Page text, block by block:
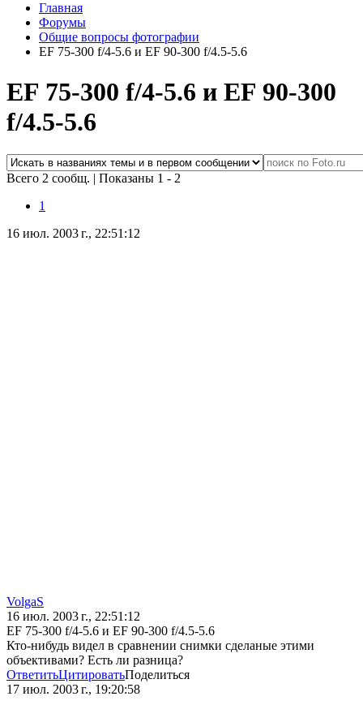
Главная
Форумы
Общие вопросы фотографии
EF 75-300 f/4-5.6 и EF 90-300 f/4.5-5.6
EF 75-300 f/4-5.6 и EF 90-300
f/4.5-5.6
Всего 2 сообщ. | Показаны 1 - 2
1
16 июл. 2003 г., 22:51:12
VolgaS
16 июл. 2003 г., 22:51:12
EF 75-300 f/4-5.6 и EF 90-300 f/4.5-5.6
Кто-нибудь видел в сравнении снимки сделаные этими
объективами? Есть ли разница?
ОтветитьЦитироватьПоделиться
17 июл. 2003 г., 19:20:58